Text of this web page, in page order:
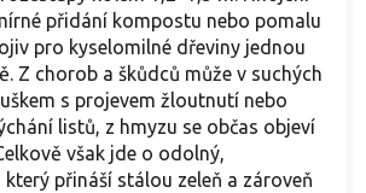
přidání kompostu nebo pomalu
pro kyselomilné dřeviny jednou
Z chorob a škůdců může v suchých
s projevem žloutnutí nebo
listů, z hmyzu se občas objeví
však jde o odolný,
přináší stálou zeleň a zároveň